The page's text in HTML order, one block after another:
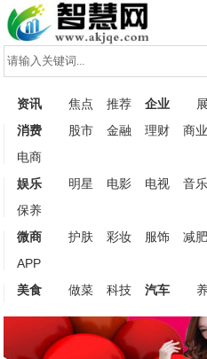
资讯 焦点 推荐 企业
消费
股市 金融 理财 商业
电商
娱乐
明星 电影 电视 音乐
保养
微商
护肤 彩妆 服饰 减肥
APP
美食
做菜 科技 汽车